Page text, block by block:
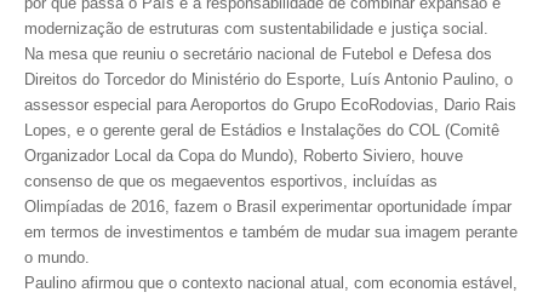
JURÍDICO
CONSULTORIA
ACORDOS, CONVENÇÕES E DISSÍDIOS
CONTRIBUIÇÕES
CONTRIBUIÇÃO ASSISTENCIAL
CONTRIBUIÇÃO ASSOCIATIVA OU ANUIDADE DE SÓCIO
modernização de estruturas com sustentabilidade e justiça social.
Na mesa que reuniu o secretário nacional de Futebol e Defesa dos
Direitos do Torcedor do Ministério do Esporte, Luís Antonio Paulino, o
assessor especial para Aeroportos do Grupo EcoRodovias, Dario Rais
Lopes, e o gerente geral de Estádios e Instalações do COL (Comitê
Organizador Local da Copa do Mundo), Roberto Siviero, houve
consenso de que os megaeventos esportivos, incluídas as
Olimpíadas de 2016, fazem o Brasil experimentar oportunidade ímpar
em termos de investimentos e também de mudar sua imagem perante
o mundo.
Paulino afirmou que o contexto nacional atual, com economia estável,